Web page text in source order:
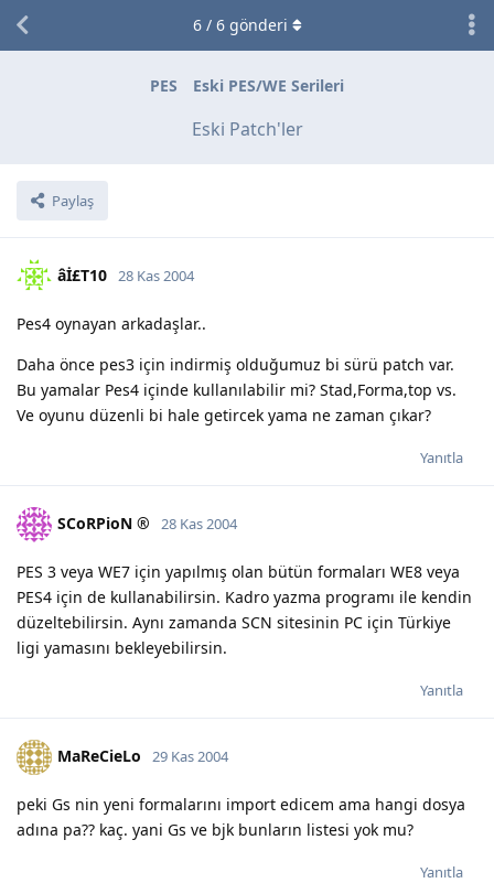
PES Eski PES/WE Serileri
Eski Patch'ler
Paylaş
6/ 6gönderi
âİ£T10 28 Kas 2004
Pes4 oynayan arkadaşlar..
Daha önce pes3 için indirmiş olduğumuz bi sürü patch var.
Bu yamalar Pes4 içinde kullanılabilir mi? Stad,Forma,top vs.
Ve oyunu düzenli bi hale getircek yama ne zaman çıkar?
Yanıtla
SCoRPioN ® 28 Kas 2004
PES 3 veya WE7 için yapılmış olan bütün formaları WE8 veya
PES4 için de kullanabilirsin. Kadro yazma programı ile kendin
düzeltebilirsin. Aynı zamanda SCN sitesinin PC için Türkiye
ligi yamasını bekleyebilirsin.
Yanıtla
MaReCieLo 29 Kas 2004
peki Gs nin yeni formalarını import edicem ama hangi dosya
adına pa?? kaç. yani Gs ve bjk bunların listesi yok mu?
Yanıtla